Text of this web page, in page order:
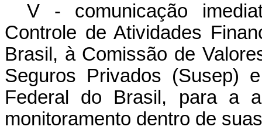
V - comunicação
Controle de Atividades
Brasil, à Comissão de
Seguros Privados (Susep)
Federal do Brasil, para a
monitoramento dentro de